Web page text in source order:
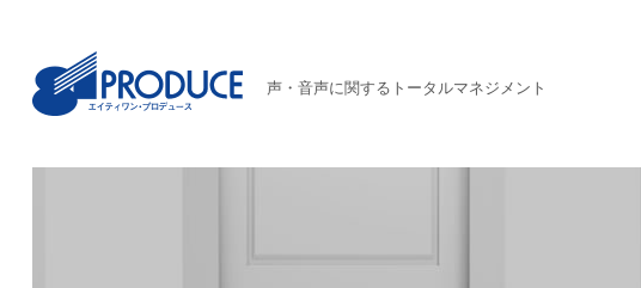
声・音声に関するトータルマネジメント